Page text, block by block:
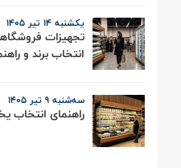
یکشنبه 14 تیر ۱۴۰۵
تجهیزات
انتخاب برند و
سه‌شنبه 9 تیر ۱۴۰۵
راهنمای انتخاب